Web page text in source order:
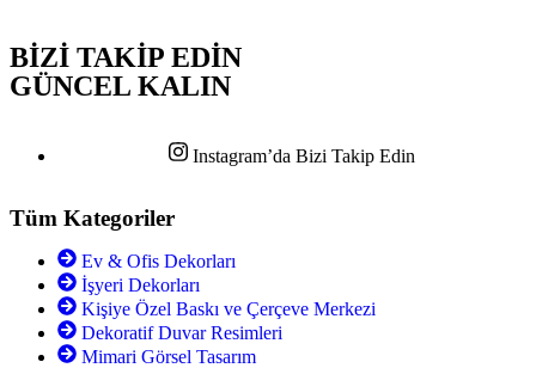
BİZİ TAKİP EDİN
GÜNCEL KALIN
Instagram’da Bizi Takip Edin
Tüm Kategoriler
Ev & Ofis Dekorları
İşyeri Dekorları
Kişiye Özel Baskı ve Çerçeve Merkezi
Dekoratif Duvar Resimleri
Mimari Görsel Tasarım